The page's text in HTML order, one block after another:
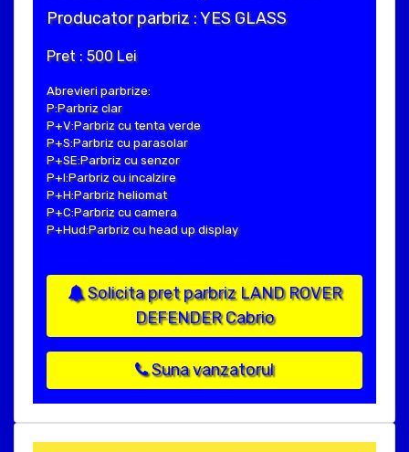
Producator parbriz : YES GLASS
Pret : 500 Lei
Abrevieri parbrize:
P:Parbriz clar
P+V:Parbriz cu tenta verde
P+S:Parbriz cu parasolar
P+SE:Parbriz cu senzor
P+I:Parbriz cu incalzire
P+H:Parbriz heliomat
P+C:Parbriz cu camera
P+Hud:Parbriz cu head up display
Solicita pret parbriz LAND ROVER
DEFENDER Cabrio
Suna vanzatorul